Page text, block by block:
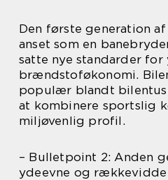
Den første generation
anset som en
satte nye standarder for
brændstoføkonomi.
populær blandt
at kombinere sportslig
miljøvenlig profil.
– Bulletpoint 2: Anden
ydeevne og rækkevidde